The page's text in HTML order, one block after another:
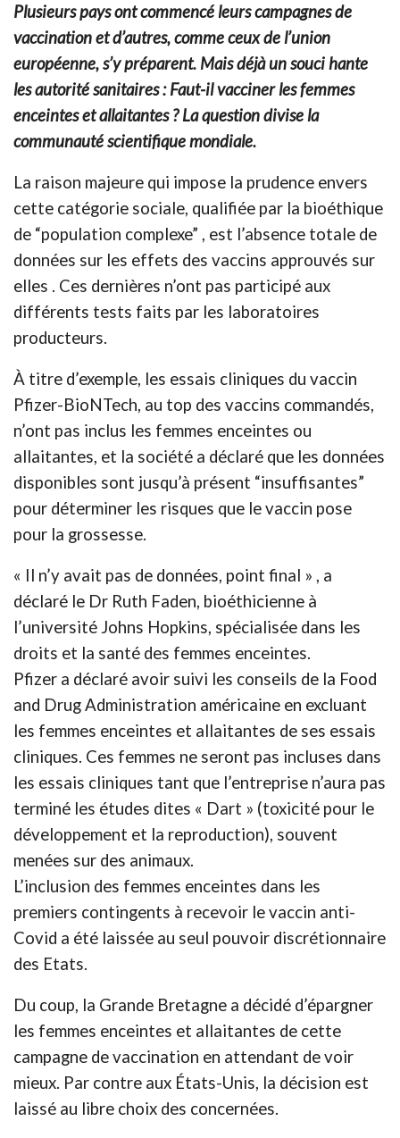
Plusieurs pays ont commencé leurs campagnes de
vaccination et d’autres, comme ceux de l’union
européenne, s’y préparent. Mais déjà un souci hante
les autorité sanitaires : Faut-il vacciner les femmes
enceintes et allaitantes ? La question divise la
communauté scientifique mondiale.
La raison majeure qui impose la prudence envers
cette catégorie sociale, qualifiée par la bioéthique
de “population complexe” , est l’absence totale de
données sur les effets des vaccins approuvés sur
elles . Ces dernières n’ont pas participé aux
différents tests faits par les laboratoires
producteurs.
À titre d’exemple, les essais cliniques du vaccin
Pfizer-BioNTech, au top des vaccins commandés,
n’ont pas inclus les femmes enceintes ou
allaitantes, et la société a déclaré que les données
disponibles sont jusqu’à présent “insuffisantes”
pour déterminer les risques que le vaccin pose
pour la grossesse.
« Il n’y avait pas de données, point final » , a
déclaré le Dr Ruth Faden, bioéthicienne à
l’université Johns Hopkins, spécialisée dans les
droits et la santé des femmes enceintes.
Pfizer a déclaré avoir suivi les conseils de la Food
and Drug Administration américaine en excluant
les femmes enceintes et allaitantes de ses essais
cliniques. Ces femmes ne seront pas incluses dans
les essais cliniques tant que l’entreprise n’aura pas
terminé les études dites « Dart » (toxicité pour le
développement et la reproduction), souvent
menées sur des animaux.
L’inclusion des femmes enceintes dans les
premiers contingents à recevoir le vaccin anti-
Covid a été laissée au seul pouvoir discrétionnaire
des Etats.
Du coup, la Grande Bretagne a décidé d’épargner
les femmes enceintes et allaitantes de cette
campagne de vaccination en attendant de voir
mieux. Par contre aux États-Unis, la décision est
laissé au libre choix des concernées.